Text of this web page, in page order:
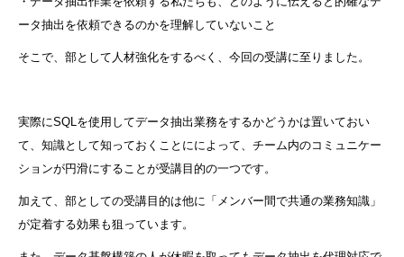
ータ抽出を依頼できるのかを理解していないこと
そこで、部として人材強化をするべく、今回の受講に至りました。
実際にSQLを使用してデータ抽出業務をするかどうかは置いておい
て、知識として知っておくことにによって、チーム内のコミュニケー
ションが円滑にすることが受講目的の一つです。
加えて、部としての受講目的は他に「メンバー間で共通の業務知識」
が定着する効果も狙っています。